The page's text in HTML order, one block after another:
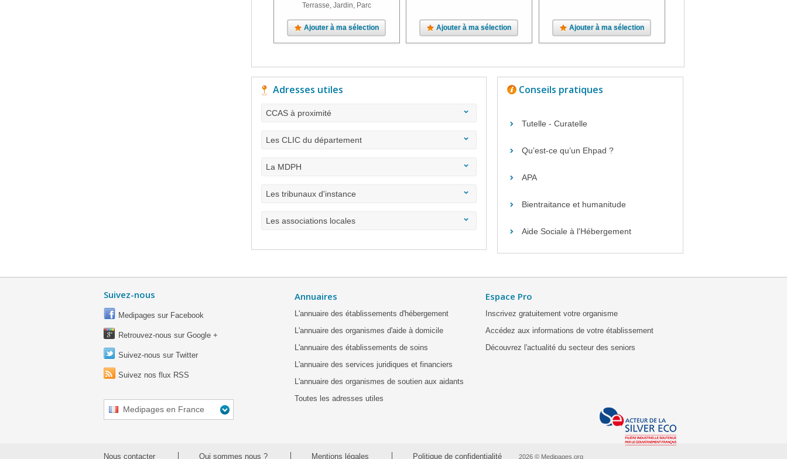
Terrasse, Jardin, Parc
Ajouter à ma sélection Ajouter à ma sélection Ajouter à ma sélection
Adresses utiles
CCAS à proximité
Les CLIC du département
La MDPH
Les tribunaux d'instance
Les associations locales
Conseils pratiques
Tutelle - Curatelle
Qu’est-ce qu’un Ehpad ?
APA
Bientraitance et humanitude
Aide Sociale à l'Hébergement
Suivez-nous
Medipages sur Facebook
Retrouvez-nous sur Google +
Suivez-nous sur Twitter
Suivez nos flux RSS
Medipages en France
Annuaires
L'annuaire des établissements d'hébergement
L'annuaire des organismes d'aide à domicile
L'annuaire des établissements de soins
L'annuaire des services juridiques et financiers
L'annuaire des organismes de soutien aux aidants
Toutes les adresses utiles
Espace Pro
Inscrivez gratuitement votre organisme
Accédez aux informations de votre établissement
Découvrez l'actualité du secteur des seniors
Nous contacter Qui sommes nous ? Mentions légales Politique de confidentialité 2026 © Medipages.org